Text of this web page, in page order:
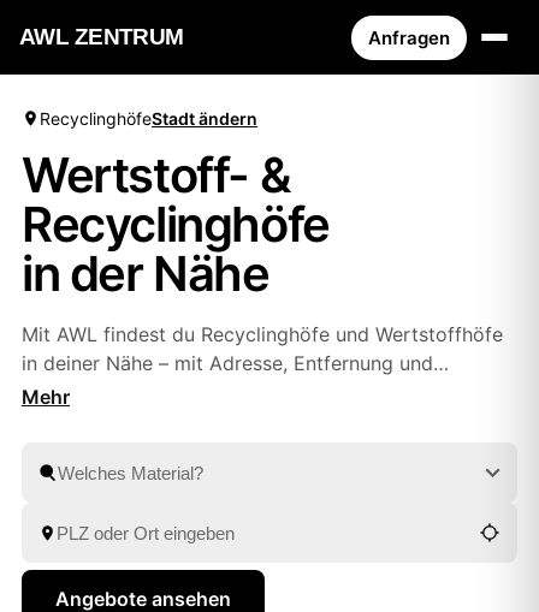
AWL ZENTRUM Anfragen
RecyclinghöfeStadt ändern
Wertstoff- &
Recyclinghöfe
in der Nähe
Mit AWL findest du Recyclinghöfe und Wertstoffhöfe
in deiner Nähe – mit Adresse, Entfernung und
Öffnungszeiten. Oder du lässt Sperrmüll, Bauschutt
du alles fachgerecht, ganz wie es dir passt.
Angebote ansehen